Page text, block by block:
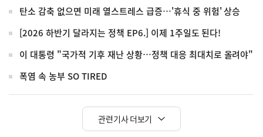
탄소 감축 없으면 미래 열스트레스 급증…'휴식 중 위험' 상승
[2026 하반기 달라지는 정책 EP6.] 이제 1주일도 된다!
이 대통령 "국가적 기후 재난 상황…정책 대응 최대치로 올려야"
폭염 속 농부 SO TIRED
관련기사 더보기